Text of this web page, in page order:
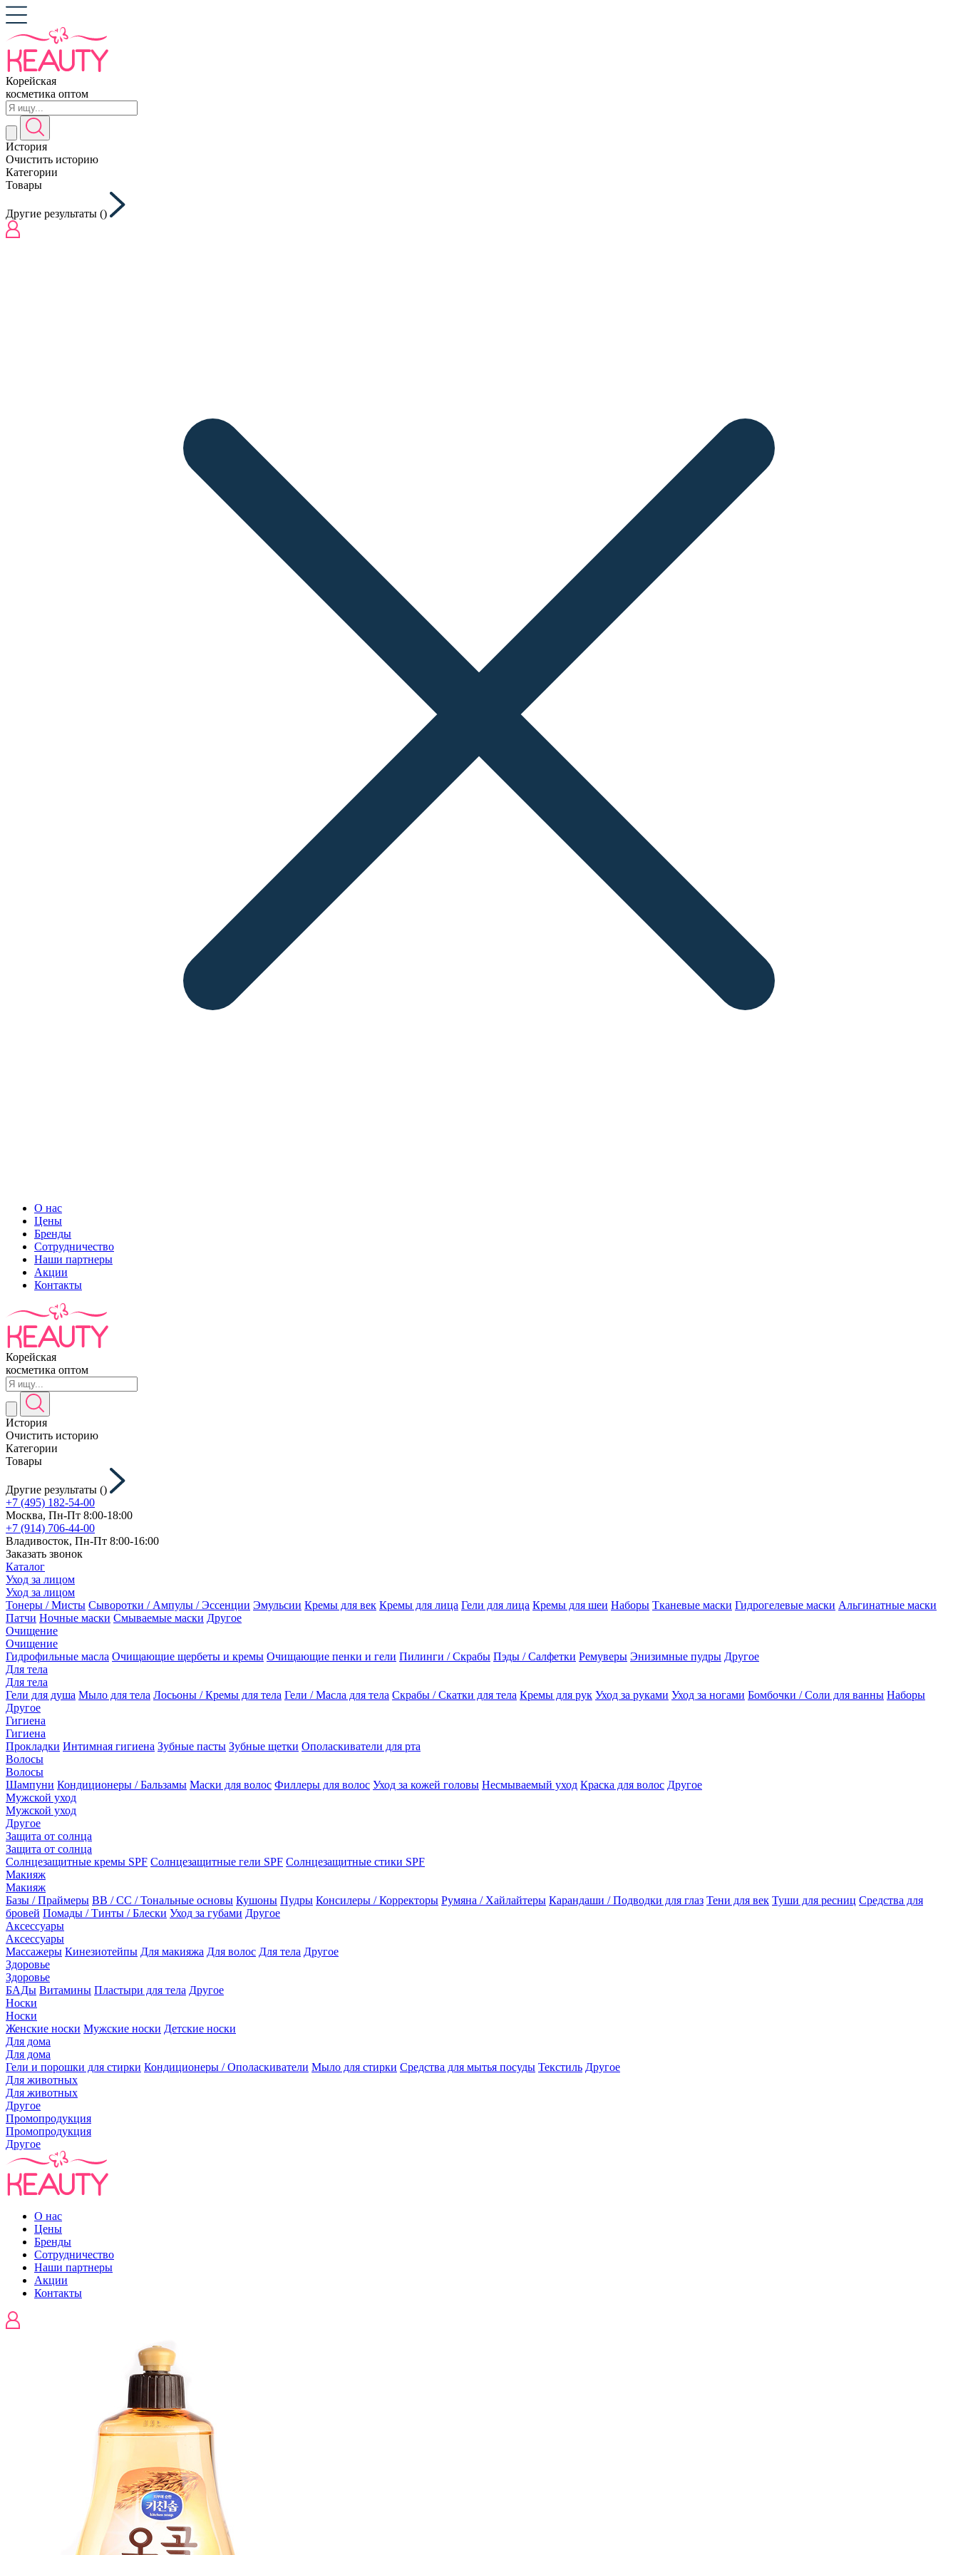
Корейская
косметика оптом
История
Очистить историю
Категории
Товары
Другие результаты ()
О нас
Цены
Бренды
Сотрудничество
Наши партнеры
Акции
Контакты
Корейская
косметика оптом
История
Очистить историю
Категории
Товары
Другие результаты ()
+7 (495) 182-54-00
Москва, Пн-Пт 8:00-18:00
+7 (914) 706-44-00
Владивосток, Пн-Пт 8:00-16:00
Заказать звонок
Каталог
Уход за лицом
Уход за лицом
Тонеры / Мисты Сыворотки / Ампулы / Эссенции Эмульсии Кремы для век Кремы для лица Гели для лица Кремы для шеи Наборы Тканевые маски Гидрогелевые маски Альгинатные маски
Патчи Ночные маски Смываемые маски Другое
Очищение
Очищение
Гидрофильные масла Очищающие щербеты и кремы Очищающие пенки и гели Пилинги / Скрабы Пэды / Салфетки Ремуверы Энизимные пудры Другое
Для тела
Для тела
Гели для душа Мыло для тела Лосьоны / Кремы для тела Гели / Масла для тела Скрабы / Скатки для тела Кремы для рук Уход за руками Уход за ногами Бомбочки / Соли для ванны Наборы
Другое
Гигиена
Гигиена
Прокладки Интимная гигиена Зубные пасты Зубные щетки Ополаскиватели для рта
Волосы
Волосы
Шампуни Кондиционеры / Бальзамы Маски для волос Филлеры для волос Уход за кожей головы Несмываемый уход Краска для волос Другое
Мужской уход
Мужской уход
Другое
Защита от солнца
Защита от солнца
Солнцезащитные кремы SPF Солнцезащитные гели SPF Солнцезащитные стики SPF
Макияж
Макияж
Базы / Праймеры BB / CC / Тональные основы Кушоны Пудры Консилеры / Корректоры Румяна / Хайлайтеры Карандаши / Подводки для глаз Тени для век Туши для ресниц Средства для
бровей Помады / Тинты / Блески Уход за губами Другое
Аксессуары
Аксессуары
Массажеры Кинезиотейпы Для макияжа Для волос Для тела Другое
Здоровье
Здоровье
БАДы Витамины Пластыри для тела Другое
Носки
Носки
Женские носки Мужские носки Детские носки
Для дома
Для дома
Гели и порошки для стирки Кондиционеры / Ополаскиватели Мыло для стирки Средства для мытья посуды Текстиль Другое
Для животных
Для животных
Другое
Промопродукция
Промопродукция
Другое
О нас
Цены
Бренды
Сотрудничество
Наши партнеры
Акции
Контакты